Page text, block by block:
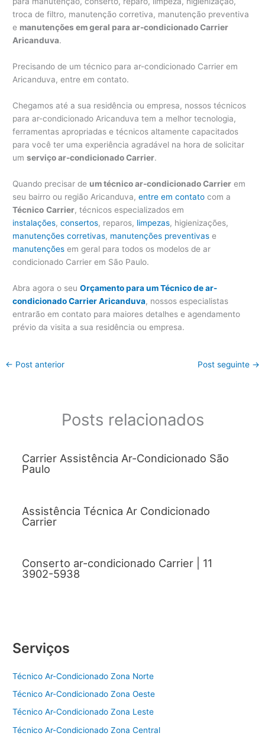
troca de filtro, manutenção corretiva, manutenção preventiva
e manutenções em geral para ar-condicionado Carrier
Aricanduva.
Precisando de um técnico para ar-condicionado Carrier em
Aricanduva, entre em contato.
Chegamos até a sua residência ou empresa, nossos técnicos
para ar-condicionado Aricanduva tem a melhor tecnologia,
ferramentas apropriadas e técnicos altamente capacitados
para você ter uma experiência agradável na hora de solicitar
umserviço ar-condicionado Carrier.
Quando precisar de um técnico ar-condicionado Carrier em
seu bairro ou região Aricanduva,entre em contato com a
Técnico Carrier, técnicos especializados em
instalações,consertos, reparos, limpezas, higienizações,
manutenções corretivas, manutenções preventivas e
manutenções em geral para todos os modelos de ar
condicionado Carrier em São Paulo.
Abra agora o seuOrçamento para um Técnico de ar-
condicionado Carrier Aricanduva, nossos especialistas
entrarão em contato para maiores detalhes e agendamento
prévio da visita a sua residência ou empresa.
← Post anterior Post seguinte →
Posts relacionados
Carrier Assistência Ar-Condicionado São
Paulo
Assistência Técnica Ar Condicionado
Carrier
Conserto ar-condicionado Carrier | 11
3902-5938
Serviços
Técnico Ar-Condicionado Zona Norte
Técnico Ar-Condicionado Zona Oeste
Técnico Ar-Condicionado Zona Leste
Técnico Ar-Condicionado Zona Central